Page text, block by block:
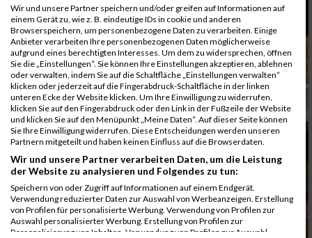
Wir und unsere Partner speichern und/oder greifen auf Informationen auf
einem Gerät zu, wie z. B. eindeutige IDs in cookie und anderen
Browserspeichern, um personenbezogene Daten zu verarbeiten. Einige
Anbieter verarbeiten Ihre personenbezogenen Daten möglicherweise
aufgrund eines berechtigten Interesses. Um dem zu widersprechen, öffnen
Sie die „Einstellungen“. Sie können Ihre Einstellungen akzeptieren, ablehnen
oder verwalten, indem Sie auf die Schaltfläche „Einstellungen verwalten“
klicken oder jederzeit auf die Fingerabdruck-Schaltfläche in der linken
unteren Ecke der Website klicken. Um Ihre Einwilligung zu widerrufen,
klicken Sie auf den Fingerabdruck oder den Link in der Fußzeile der Website
und klicken Sie auf den Menüpunkt „Meine Daten“. Auf dieser Seite können
Sie Ihre Einwilligung widerrufen. Diese Entscheidungen werden unseren
Partnern mitgeteilt und haben keinen Einfluss auf die Browserdaten.
Wir und unsere Partner verarbeiten Daten, um die Leistung
der Website zu analysieren und Folgendes zu tun:
Speichern von oder Zugriff auf Informationen auf einem Endgerät.
Verwendung reduzierter Daten zur Auswahl von Werbeanzeigen. Erstellung
von Profilen für personalisierte Werbung. Verwendung von Profilen zur
Auswahl personalisierter Werbung. Erstellung von Profilen zur
Personalisierung von Inhalten. Verwendung von Profilen zur Auswahl